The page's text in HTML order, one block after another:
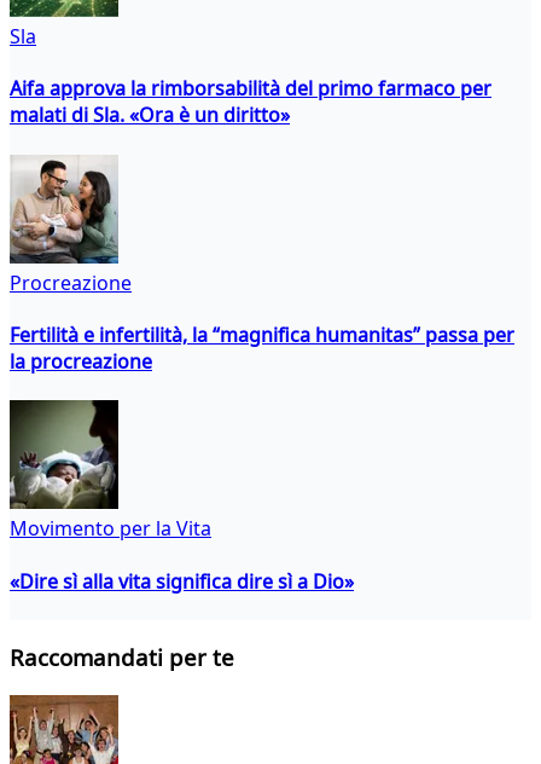
Sla
Aifa approva la rimborsabilità del primo farmaco per
malati di Sla. «Ora è un diritto»
Procreazione
Fertilità e infertilità, la “magnifica humanitas” passa per
la procreazione
Movimento per la Vita
«Dire sì alla vita significa dire sì a Dio»
Raccomandati per te